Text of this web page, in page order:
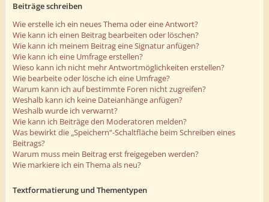
Beiträge schreiben
Wie erstelle ich ein neues Thema oder eine Antwort?
Wie kann ich einen Beitrag bearbeiten oder löschen?
Wie kann ich meinem Beitrag eine Signatur anfügen?
Wie kann ich eine Umfrage erstellen?
Wieso kann ich nicht mehr Antwortmöglichkeiten erstellen?
Wie bearbeite oder lösche ich eine Umfrage?
Warum kann ich auf bestimmte Foren nicht zugreifen?
Weshalb kann ich keine Dateianhänge anfügen?
Weshalb wurde ich verwarnt?
Wie kann ich Beiträge den Moderatoren melden?
Was bewirkt die „Speichern“-Schaltfläche beim Schreiben eines
Beitrags?
Warum muss mein Beitrag erst freigegeben werden?
Wie markiere ich ein Thema als neu?
Textformatierung und Thementypen